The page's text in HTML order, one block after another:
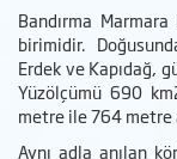
Bandırma
birimidir.
Erdek ve Kapıdağ,
Yüzölçümü 690
metre ile 764 metre
Aynı adla anılan